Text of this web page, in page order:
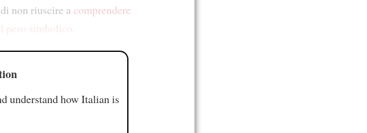
di non riuscire acomprendere
peso simbolico
understand how Italian is